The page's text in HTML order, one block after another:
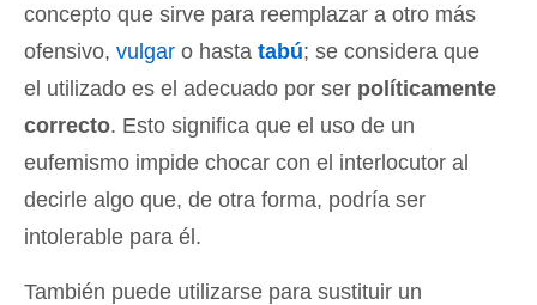
concepto que sirve para reemplazar a otro más
ofensivo, vulgar o hasta tabú; se considera que
el utilizado es el adecuado por ser políticamente
correcto. Esto significa que el uso de un
eufemismo impide chocar con el interlocutor al
decirle algo que, de otra forma, podría ser
intolerable para él.
También puede utilizarse para sustituir un